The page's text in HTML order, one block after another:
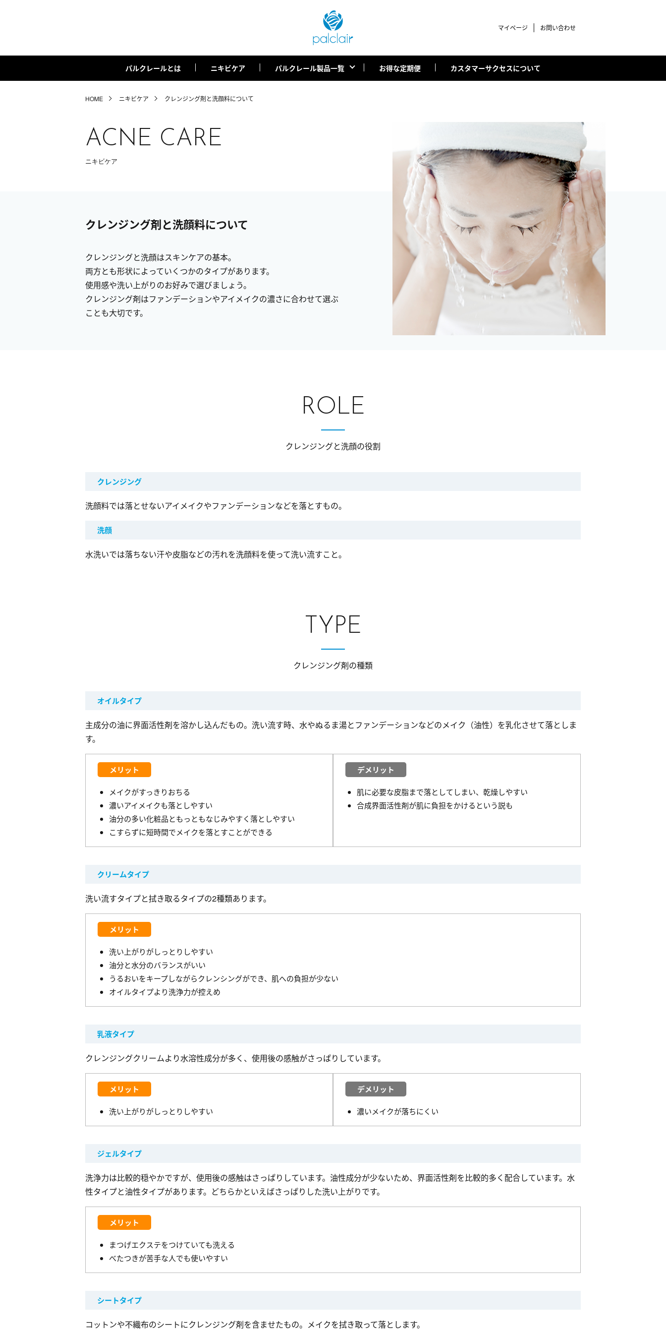
マイページ お問い合わせ
パルクレールとは ニキビケア パルクレール製品一覧 お得な定期便 カスタマーサクセスについて
HOME ニキビケア クレンジング剤と洗顔料について
ACNE CARE
ニキビケア
クレンジング剤と洗顔料について
クレンジングと洗顔はスキンケアの基本。
両方とも形状によっていくつかのタイプがあります。
使用感や洗い上がりのお好みで選びましょう。
クレンジング剤はファンデーションやアイメイクの濃さに合わせて選ぶ
ことも大切です。
ROLE
クレンジングと洗顔の役割
クレンジング
洗顔料では落とせないアイメイクやファンデーションなどを落とすもの。
洗顔
水洗いでは落ちない汗や皮脂などの汚れを洗顔料を使って洗い流すこと。
TYPE
クレンジング剤の種類
オイルタイプ
主成分の油に界面活性剤を溶かし込んだもの。洗い流す時、水やぬるま湯とファンデーションなどのメイク（油性）を乳化させて落としま
す。
メリット
メイクがすっきりおちる
濃いアイメイクも落としやすい
油分の多い化粧品ともっともなじみやすく落としやすい
こすらずに短時間でメイクを落とすことができる
デメリット
肌に必要な皮脂まで落としてしまい、乾燥しやすい
合成界面活性剤が肌に負担をかけるという説も
クリームタイプ
洗い流すタイプと拭き取るタイプの2種類あります。
メリット
洗い上がりがしっとりしやすい
油分と水分のバランスがいい
うるおいをキープしながらクレンシングができ、肌への負担が少ない
オイルタイプより洗浄力が控えめ
乳液タイプ
クレンジングクリームより水溶性成分が多く、使用後の感触がさっぱりしています。
メリット
洗い上がりがしっとりしやすい
デメリット
濃いメイクが落ちにくい
ジェルタイプ
洗浄力は比較的穏やかですが、使用後の感触はさっぱりしています。油性成分が少ないため、界面活性剤を比較的多く配合しています。水
性タイプと油性タイプがあります。どちらかといえばさっぱりした洗い上がりです。
メリット
まつげエクステをつけていても洗える
べたつきが苦手な人でも使いやすい
シートタイプ
コットンや不織布のシートにクレンジング剤を含ませたもの。メイクを拭き取って落とします。